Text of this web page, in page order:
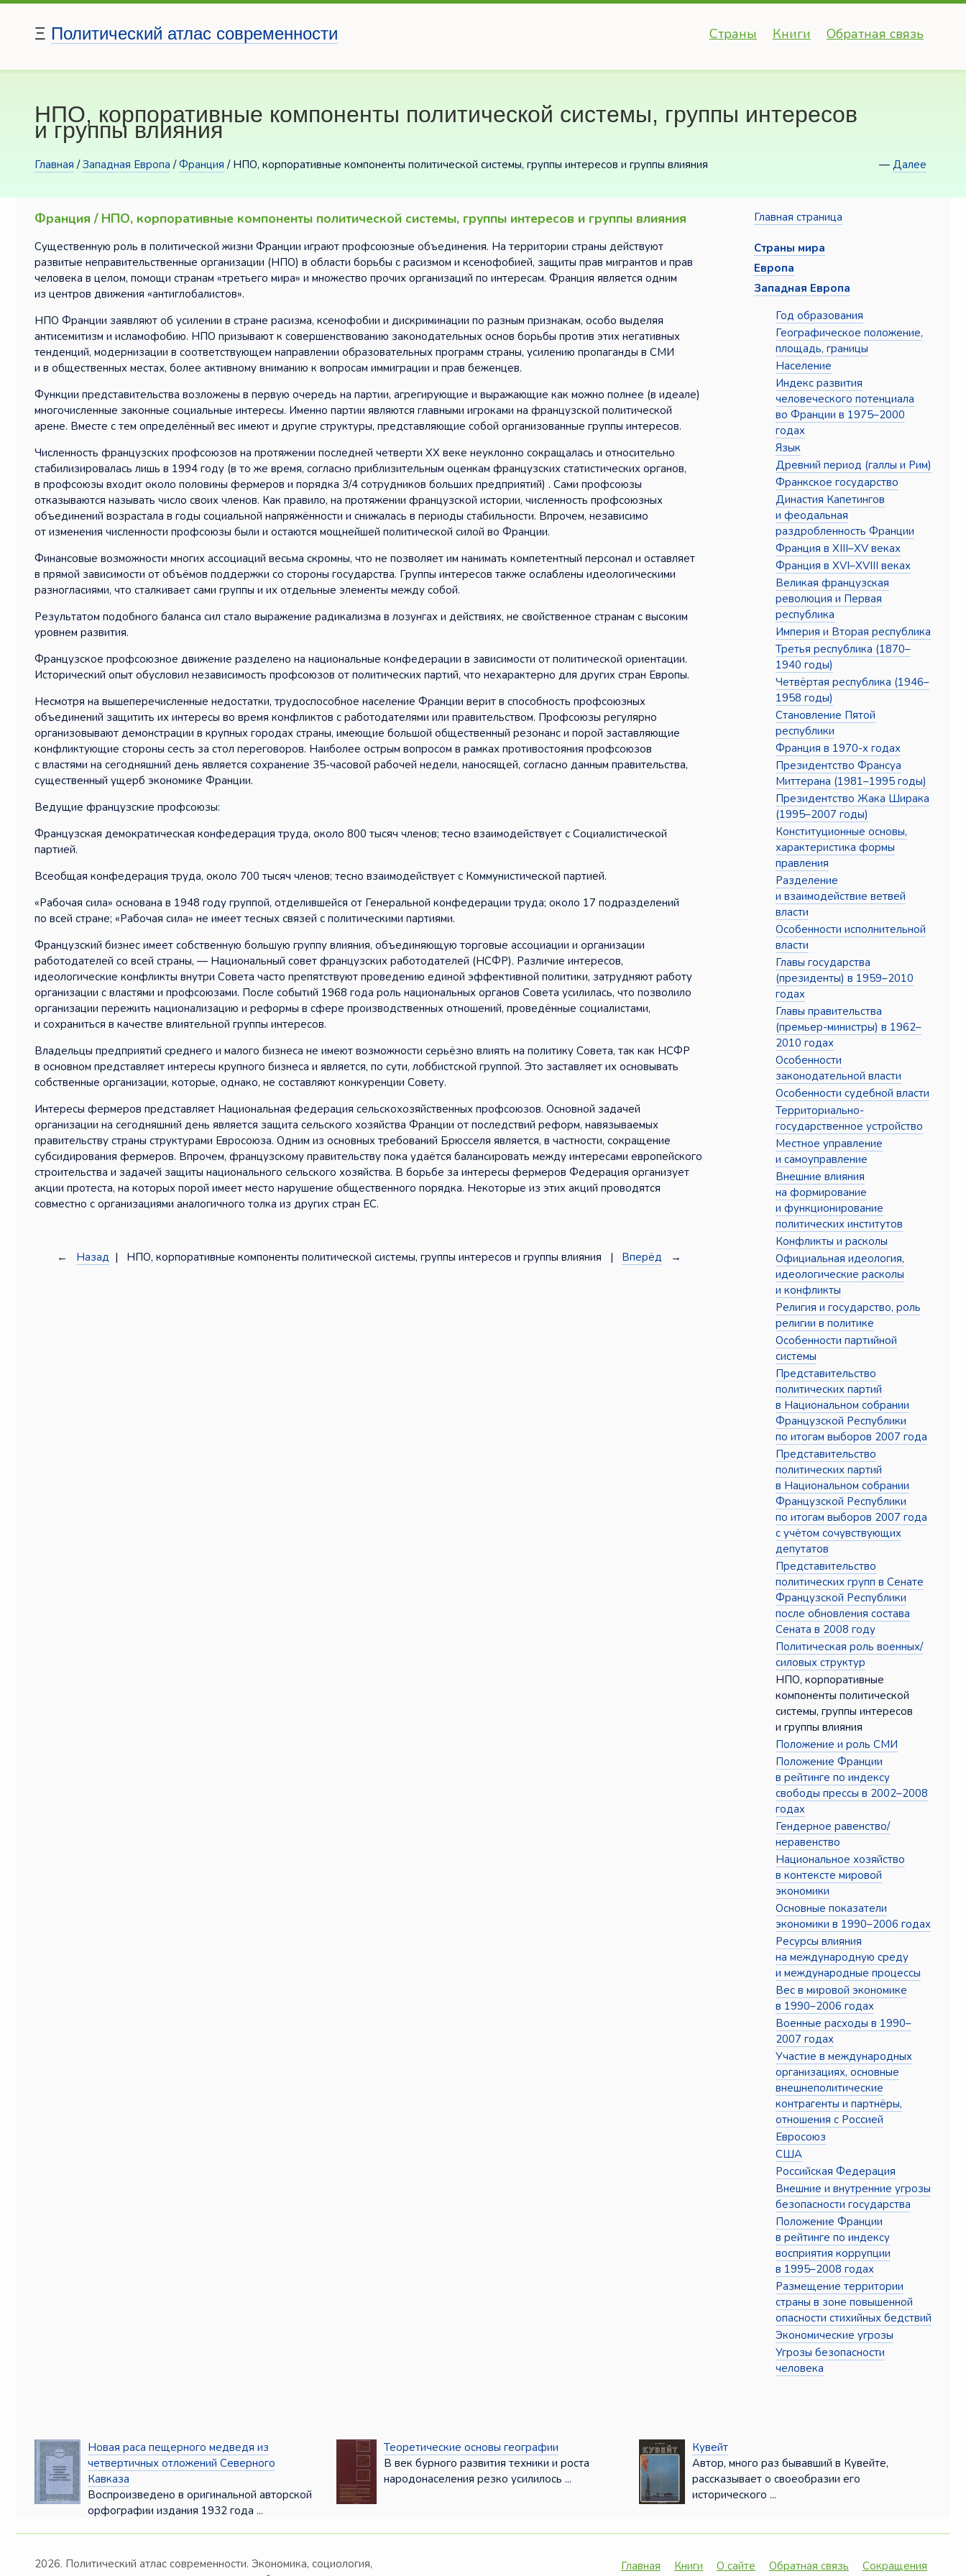
Ξ Политический атлас современности Страны Книги Обратная связь
НПО, корпоративные компоненты политической системы, группы интересов
и группы влияния
Главная /Западная Европа /Франция / НПО, корпоративные компоненты политической системы, группы интересов и группы влияния — Далее
Франция / НПО, корпоративные компоненты политической системы, группы интересов и группы влияния
Существенную роль в политической жизни Франции играют профсоюзные объединения. На территории страны действуют
развитые неправительственные организации (НПО) в области борьбы с расизмом и ксенофобией, защиты прав мигрантов и прав
человека в целом, помощи странам «третьего мира» и множество прочих организаций по интересам. Франция является одним
из центров движения «антиглобалистов».
НПО Франции заявляют об усилении в стране расизма, ксенофобии и дискриминации по разным признакам, особо выделяя
антисемитизм и исламофобию. НПО призывают к совершенствованию законодательных основ борьбы против этих негативных
тенденций, модернизации в соответствующем направлении образовательных программ страны, усилению пропаганды в СМИ
и в общественных местах, более активному вниманию к вопросам иммиграции и прав беженцев.
Функции представительства возложены в первую очередь на партии, агрегирующие и выражающие как можно полнее (в идеале)
многочисленные законные социальные интересы. Именно партии являются главными игроками на французской политической
арене. Вместе с тем определённый вес имеют и другие структуры, представляющие собой организованные группы интересов.
Численность французских профсоюзов на протяжении последней четверти XX веке неуклонно сокращалась и относительно
стабилизировалась лишь в 1994 году (в то же время, согласно приблизительным оценкам французских статистических органов,
в профсоюзы входит около половины фермеров и порядка 3/4 сотрудников больших предприятий) . Сами профсоюзы
отказываются называть число своих членов. Как правило, на протяжении французской истории, численность профсоюзных
объединений возрастала в годы социальной напряжённости и снижалась в периоды стабильности. Впрочем, независимо
от изменения численности профсоюзы были и остаются мощнейшей политической силой во Франции.
Финансовые возможности многих ассоциаций весьма скромны, что не позволяет им нанимать компетентный персонал и оставляет
в прямой зависимости от объёмов поддержки со стороны государства. Группы интересов также ослаблены идеологическими
разногласиями, что сталкивает сами группы и их отдельные элементы между собой.
Результатом подобного баланса сил стало выражение радикализма в лозунгах и действиях, не свойственное странам с высоким
уровнем развития.
Французское профсоюзное движение разделено на национальные конфедерации в зависимости от политической ориентации.
Исторический опыт обусловил независимость профсоюзов от политических партий, что нехарактерно для других стран Европы.
Несмотря на вышеперечисленные недостатки, трудоспособное население Франции верит в способность профсоюзных
объединений защитить их интересы во время конфликтов с работодателями или правительством. Профсоюзы регулярно
организовывают демонстрации в крупных городах страны, имеющие большой общественный резонанс и порой заставляющие
конфликтующие стороны сесть за стол переговоров. Наиболее острым вопросом в рамках противостояния профсоюзов
с властями на сегодняшний день является сохранение 35-часовой рабочей недели, наносящей, согласно данным правительства,
существенный ущерб экономике Франции.
Ведущие французские профсоюзы:
Французская демократическая конфедерация труда, около 800 тысяч членов; тесно взаимодействует с Социалистической
партией.
Всеобщая конфедерация труда, около 700 тысяч членов; тесно взаимодействует с Коммунистической партией.
«Рабочая сила» основана в 1948 году группой, отделившейся от Генеральной конфедерации труда; около 17 подразделений
по всей стране; «Рабочая сила» не имеет тесных связей с политическими партиями.
Французский бизнес имеет собственную большую группу влияния, объединяющую торговые ассоциации и организации
работодателей со всей страны, — Национальный совет французских работодателей (НСФР). Различие интересов,
идеологические конфликты внутри Совета часто препятствуют проведению единой эффективной политики, затрудняют работу
организации с властями и профсоюзами. После событий 1968 года роль национальных органов Совета усилилась, что позволило
организации пережить национализацию и реформы в сфере производственных отношений, проведённые социалистами,
и сохраниться в качестве влиятельной группы интересов.
Владельцы предприятий среднего и малого бизнеса не имеют возможности серьёзно влиять на политику Совета, так как НСФР
в основном представляет интересы крупного бизнеса и является, по сути, лоббистской группой. Это заставляет их основывать
собственные организации, которые, однако, не составляют конкуренции Совету.
Интересы фермеров представляет Национальная федерация сельскохозяйственных профсоюзов. Основной задачей
организации на сегодняшний день является защита сельского хозяйства Франции от последствий реформ, навязываемых
правительству страны структурами Евросоюза. Одним из основных требований Брюсселя является, в частности, сокращение
субсидирования фермеров. Впрочем, французскому правительству пока удаётся балансировать между интересами европейского
строительства и задачей защиты национального сельского хозяйства. В борьбе за интересы фермеров Федерация организует
акции протеста, на которых порой имеет место нарушение общественного порядка. Некоторые из этих акций проводятся
совместно с организациями аналогичного толка из других стран ЕС.
← Назад | НПО, корпоративные компоненты политической системы, группы интересов и группы влияния | Вперёд →
Главная страница
Страны мира
Европа
Западная Европа
Год образования
Географическое положение,
площадь, границы
Население
Индекс развития
человеческого потенциала
во Франции в 1975–2000
годах
Язык
Древний период (галлы и Рим)
Франкское государство
Династия Капетингов
и феодальная
раздробленность Франции
Франция в XIII–XV веках
Франция в XVI–XVIII веках
Великая французская
революция и Первая
республика
Империя и Вторая республика
Третья республика (1870–
1940 годы)
Четвёртая республика (1946–
1958 годы)
Становление Пятой
республики
Франция в 1970-х годах
Президентство Франсуа
Миттерана (1981–1995 годы)
Президентство Жака Ширака
(1995–2007 годы)
Конституционные основы,
характеристика формы
правления
Разделение
и взаимодействие ветвей
власти
Особенности исполнительной
власти
Главы государства
(президенты) в 1959–2010
годах
Главы правительства
(премьер-министры) в 1962–
2010 годах
Особенности
законодательной власти
Особенности судебной власти
Территориально-
государственное устройство
Местное управление
и самоуправление
Внешние влияния
на формирование
и функционирование
политических институтов
Конфликты и расколы
Официальная идеология,
идеологические расколы
и конфликты
Религия и государство, роль
религии в политике
Особенности партийной
системы
Представительство
политических партий
в Национальном собрании
Французской Республики
по итогам выборов 2007 года
Представительство
политических партий
в Национальном собрании
Французской Республики
по итогам выборов 2007 года
с учётом сочувствующих
депутатов
Представительство
политических групп в Сенате
Французской Республики
после обновления состава
Сената в 2008 году
Политическая роль военных/
силовых структур
НПО, корпоративные
компоненты политической
системы, группы интересов
и группы влияния
Положение и роль СМИ
Положение Франции
в рейтинге по индексу
свободы прессы в 2002–2008
годах
Гендерное равенство/
неравенство
Национальное хозяйство
в контексте мировой
экономики
Основные показатели
экономики в 1990–2006 годах
Ресурсы влияния
на международную среду
и международные процессы
Вес в мировой экономике
в 1990–2006 годах
Военные расходы в 1990–
2007 годах
Участие в международных
организациях, основные
внешнеполитические
контрагенты и партнёры,
отношения с Россией
Евросоюз
США
Российская Федерация
Внешние и внутренние угрозы
безопасности государства
Положение Франции
в рейтинге по индексу
восприятия коррупции
в 1995–2008 годах
Размещение территории
страны в зоне повышенной
опасности стихийных бедствий
Экономические угрозы
Угрозы безопасности
человека
Новая раса пещерного медведя из
четвертичных отложений Северного
Кавказа
Воспроизведено в оригинальной авторской
орфографии издания 1932 года ...
Теоретические основы географии
В век бурного развития техники и роста
народонаселения резко усилилось ...
Кувейт
Автор, много раз бывавший в Кувейте,
рассказывает о своеобразии его
исторического ...
2026. Политический атлас современности. Экономика, социология,
Главная Книги О сайте Обратная связь Сокращения